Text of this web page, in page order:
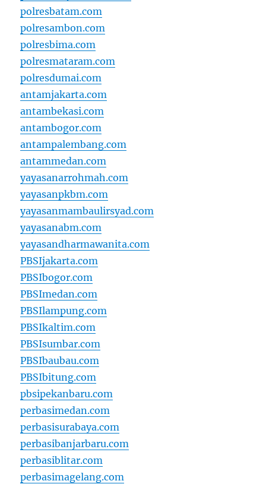
polresbatam.com
polresambon.com
polresbima.com
polresmataram.com
polresdumai.com
antamjakarta.com
antambekasi.com
antambogor.com
antampalembang.com
antammedan.com
yayasanarrohmah.com
yayasanpkbm.com
yayasanmambaulirsyad.com
yayasanabm.com
yayasandharmawanita.com
PBSIjakarta.com
PBSIbogor.com
PBSImedan.com
PBSIlampung.com
PBSIkaltim.com
PBSIsumbar.com
PBSIbaubau.com
PBSIbitung.com
pbsipekanbaru.com
perbasimedan.com
perbasisurabaya.com
perbasibanjarbaru.com
perbasiblitar.com
perbasimagelang.com